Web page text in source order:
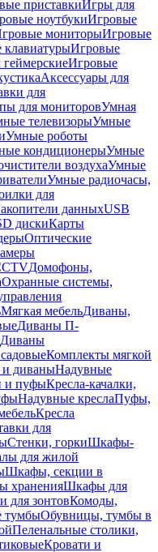
приставкиИгры для
ноутбукиИгровые
мониторыИгровые
Игровые
Игровые
Аксессуары для
для
для мониторовУмная
телевизорыУмные
Умные роботы
кондиционерыУмные
воздухаУмные
Умные радиочасы,
для
данныхUSB
дискиКарты
Оптические
Домофоны,
Охранные системы,
Мягкая мебельДиваны,
Диваны П-
Диваны
Комплекты мягкой
и диваныНадувные
и пуфыКресла-качалки,
Надувные креслаПуфы,
Кресла
для
Стенки, горкиШкафы-
для жилой
Шкафы, секции в
храненияШкафы для
для зонтовКомоды,
тумбыОбувницы, тумбы в
Пеленальные столики,
Кровати и